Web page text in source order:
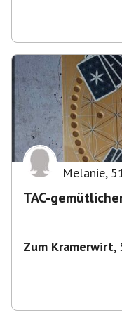
Melanie,
TAC-
Zum Kramerwirt,